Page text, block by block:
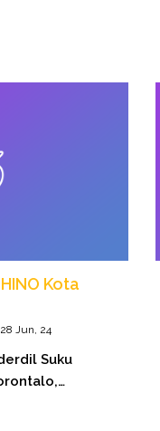
Kota
28 Jun, 24
Suku